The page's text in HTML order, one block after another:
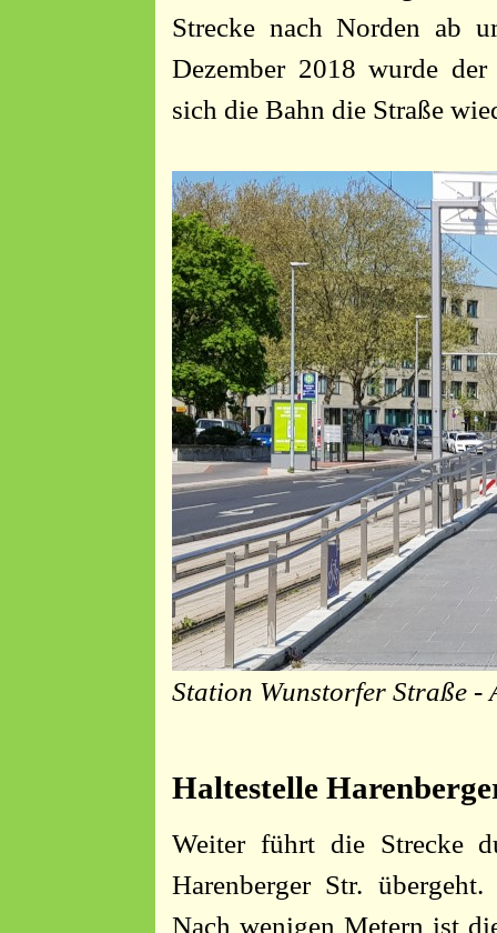
Strecke nach Norden ab
Dezember 2018 wurde
sich die Bahn die Straße
Station Wunstorfer Straße
Haltestelle
Weiter führt die Strecke
Harenberger Str.
Nach wenigen Metern ist